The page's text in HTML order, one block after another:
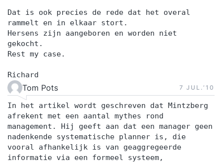
Dat is ook precies de rede dat het overal
rammelt en in elkaar stort.
Hersens zijn aangeboren en worden niet
gekocht.
Rest my case.
Richard
Tom Pots 7 JUL.‘10
In het artikel wordt geschreven dat Mintzberg
afrekent met een aantal mythes rond
management. Hij geeft aan dat een manager geen
nadenkende systematische planner is, die
vooral afhankelijk is van geaggregeerde
informatie via een formeel systeem,